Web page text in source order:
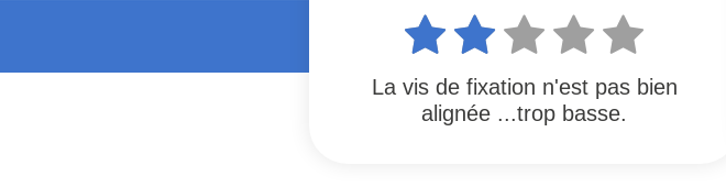
La vis de fixation n'est pas bien
alignée ...trop basse.